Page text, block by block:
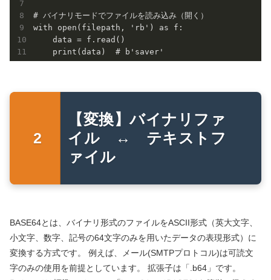
# バイナリモードでファイルを読み込み（開く）
with open(filepath, 'rb') as f:
    data = f.read()
【変換】バイナリファ
イル ↔ テキストフ
ァイル
BASE64とは、バイナリ形式のファイルをASCII形式（英大文字、
小文字、数字、記号の64文字のみを用いたデータの表現形式）に
変換する方式です。 例えば、メール(SMTPプロトコル)は可読文
字のみの使用を前提としています。 拡張子は「.b64」です。